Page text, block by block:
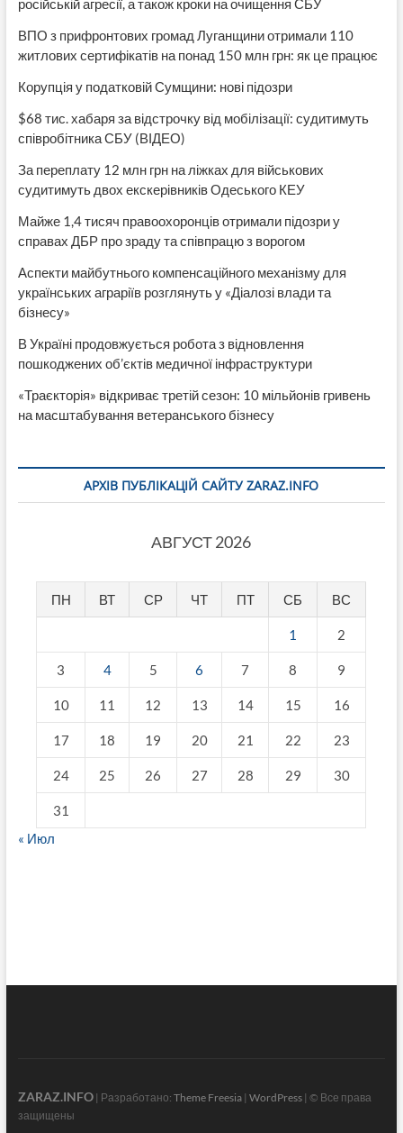
російській агресії, а також кроки на очищення СБУ
ВПО з прифронтових громад Луганщини отримали 110
житлових сертифікатів на понад 150 млн грн: як це працює
Корупція у податковій Сумщини: нові підозри
$68 тис. хабаря за відстрочку від мобілізації: судитимуть
співробітника СБУ (ВІДЕО)
За переплату 12 млн грн на ліжках для військових
судитимуть двох екскерівників Одеського КЕУ
Майже 1,4 тисяч правоохоронців отримали підозри у
справах ДБР про зраду та співпрацю з ворогом
Аспекти майбутнього компенсаційного механізму для
українських аграріїв розглянуть у «Діалозі влади та
бізнесу»
В Україні продовжується робота з відновлення
пошкоджених об’єктів медичної інфраструктури
«Траєкторія» відкриває третій сезон: 10 мільйонів гривень
на масштабування ветеранського бізнесу
АРХІВ ПУБЛІКАЦІЙ САЙТУ ZARAZ.INFO
АВГУСТ 2026
ПН ВТ СР ЧТ ПТ СБ ВС
1 2
3 4 5 6 7 8 9
10 11 12 13 14 15 16
17 18 19 20 21 22 23
24 25 26 27 28 29 30
31
« Июл
ZARAZ.INFO| Разработано: Theme Freesia| WordPress| © Все права
защищены